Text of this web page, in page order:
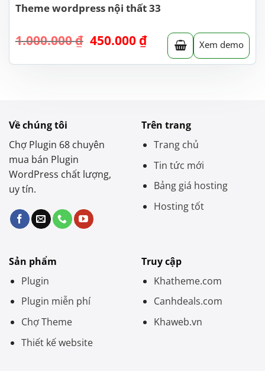
Theme wordpress nội thất 33
1.000.000₫ Giá
là:
450.000 ₫Giá
hiện
tại
Xem demo
Về chúng tôi
Chợ Plugin 68 chuyên
mua bán Plugin
WordPress chất lượng,
uy tín.
Trên trang
Trang chủ
Tin tức mới
Bảng giá hosting
Hosting tốt
Sản phẩm
Plugin
Plugin miễn phí
Chợ Theme
Thiết kế website
Truy cập
Khatheme.com
Canhdeals.com
Khaweb.vn